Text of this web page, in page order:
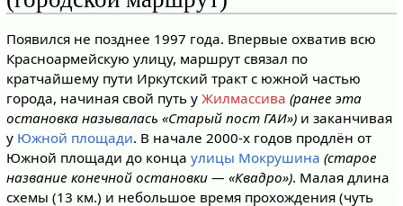
Появился не позднее 1997 года. Впервые охватив всю
Красноармейскую улицу, маршрут связал по
кратчайшему пути Иркутский тракт с южной частью
города, начиная свой путь у Жилмассива (ранее эта
остановка называлась «Старый пост ГАИ»)и заканчивая
у Южной площади. В начале 2000-х годов продлён от
Южной площади до конца улицы Мокрушина (старое
название конечной остановки — «Квадро»). Малая длина
схемы (13 км.) и небольшое время прохождения (чуть